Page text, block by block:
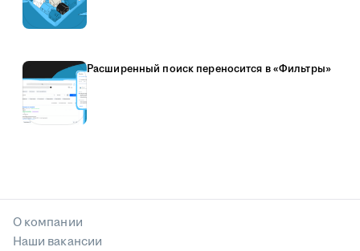
Расширенный поиск переносится в «Фильтры»
О компании
Наши вакансии